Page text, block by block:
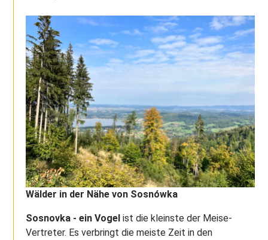
Wälder in der Nähe von Sosnówka
Sosnovka - ein Vogel ist die kleinste der Meise-
Vertreter. Es verbringt die meiste Zeit in den